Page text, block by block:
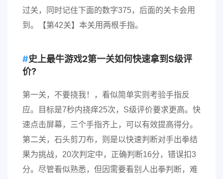
过关，同时记住下面的数字375，后面的关卡会用
到。【第42关】本关用两根手指。
史上最牛游戏2第一关如何快速拿到S级评
价?
第一关，不要挠我！，看似简单实则考验手指反
应。目标是7秒内挠痒25次，S级评价要求更高。快
速点击屏幕，三个手指齐上，可以有效提高得分。
第二关，石头剪刀布，则是以快速判断对手出拳结
果为挑战，20次判定中，正确判断16分，错误扣3
分。尽管看似熟悉，但因需要看别人出拳判断，难